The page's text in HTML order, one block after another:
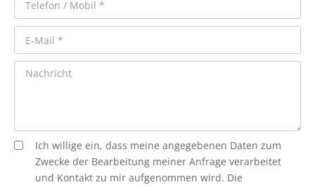
Ich willige ein, dass meine angegebenen Daten zum
Zwecke der Bearbeitung meiner Anfrage verarbeitet
und Kontakt zu mir aufgenommen wird. Die